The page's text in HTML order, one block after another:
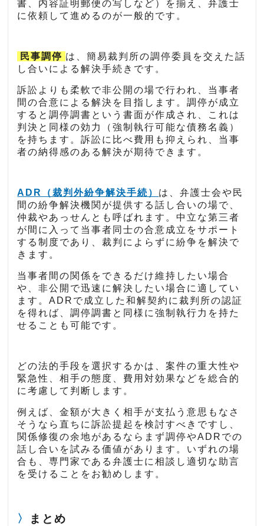
書、内容証明郵便の写しなど）を揃え、弁護士
に依頼して進めるのが一般的です。
民事調停 は、簡易裁判所の調停委員を交えた話
し合いによる解決手続きです。
訴訟よりも柔軟で非公開の場で行われ、当事者
間の合意による解決を目指します。調停が成立
すると調停調書という書面が作成され、これは
判決と同様の効力（強制執行可能な債務名義）
を持ちます。訴訟に比べ費用も抑えられ、当事
者の納得感のある解決が期待できます。
ADR（裁判外紛争解決手続） は、弁護士会や民
間の紛争解決機関が提供する話し合いの場で、
仲裁やあっせんとも呼ばれます。中立な第三者
が間に入って当事者同士の合意成立をサポート
する制度であり、裁判によらずに紛争を解決で
きます。
当事者間の関係をできるだけ維持したい場合
や、非公開で迅速に解決したい場合に適してい
ます。ADRで成立した和解契約に裁判所の認証
を得れば、調停調書と同様に強制執行力を持た
せることも可能です。
どの法的手段を選択するかは、案件の重大性や
緊急性、相手の態度、費用対効果などを総合的
に考慮して判断します。
例えば、金額が大きく相手が支払う意思もなさ
そうなら直ちに訴訟提起を検討すべきですし、
関係修復の余地があるならまず調停やADRでの
話し合いを試みる価値があります。いずれの場
合も、専門家である弁護士に相談し適切な助言
を受けることをお勧めします。
まとめ